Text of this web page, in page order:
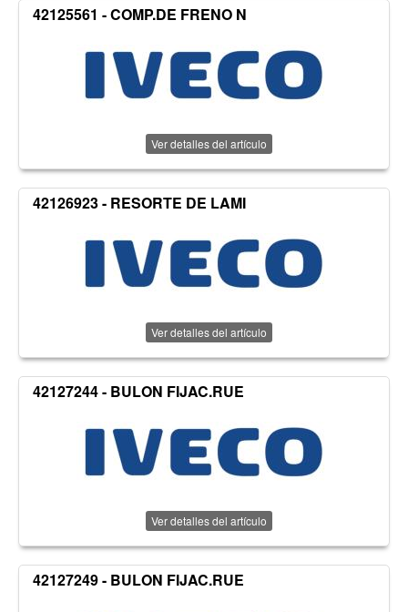
42125561 - COMP.DE FRENO N
Ver detalles del artículo
42126923 - RESORTE DE LAMI
Ver detalles del artículo
42127244 - BULON FIJAC.RUE
Ver detalles del artículo
42127249 - BULON FIJAC.RUE